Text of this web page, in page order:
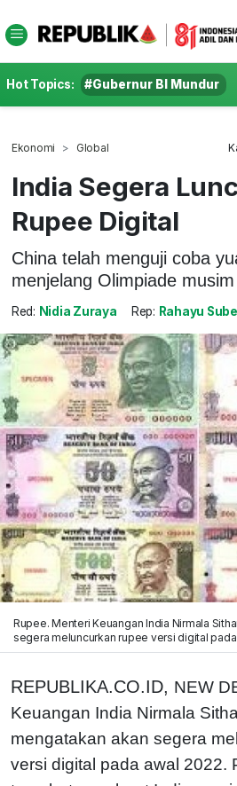
Hot Topics: #Gubernur BI Mundur
Ekonomi Global
India Segera
Rupee Digital
China telah menguji coba
menjelang Olimpiade
Red: Nidia Zuraya Rep: Rahayu
Rupee. Menteri Keuangan India Nirmala
segera meluncurkan rupee versi digital
REPUBLIKA.CO.ID, NEW
Keuangan India Nirmala
mengatakan akan segera
versi digital pada awal 2022.